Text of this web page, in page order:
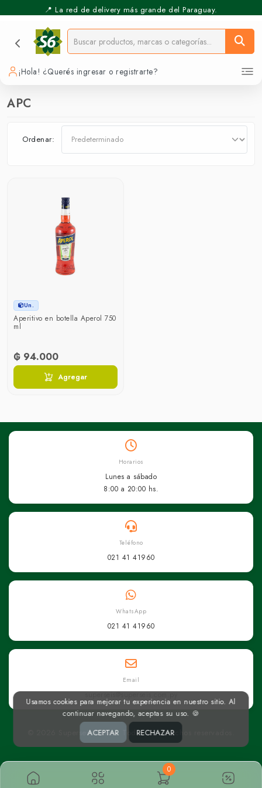
📍 La red de delivery más grande del Paraguay.
¡Hola! ¿Querés ingresar o registrarte?
APC
Ordenar:
Un.
Aperitivo en botella Aperol 750
ml
₲ 94.000
Agregar
0
Horarios
Lunes a sábado
8:00 a 20:00 hs.
Teléfono
021 41 41960
WhatsApp
021 41 41960
Email
superseis@superseis.com.py
© 2026 Superseis Online. Todos los derechos reservados.
Usamos cookies para mejorar tu experiencia en nuestro sitio. Al
continuar navegando, aceptas su uso. 🍪
ACEPTAR RECHAZAR